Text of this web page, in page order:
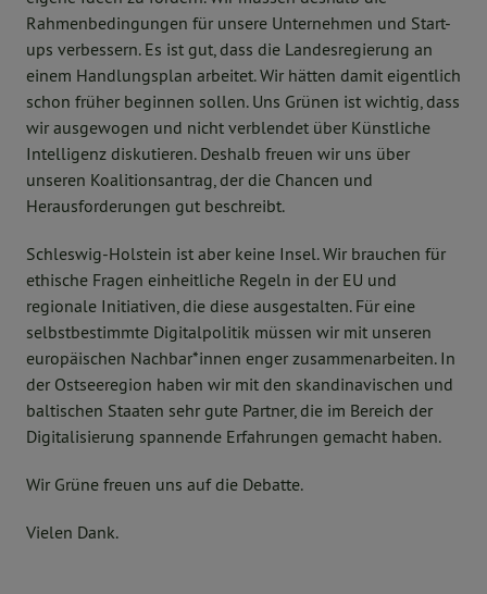
Rahmenbedingungen für unsere Unternehmen und Start-
ups verbessern. Es ist gut, dass die Landesregierung an
einem Handlungsplan arbeitet. Wir hätten damit eigentlich
schon früher beginnen sollen. Uns Grünen ist wichtig, dass
wir ausgewogen und nicht verblendet über Künstliche
Intelligenz diskutieren. Deshalb freuen wir uns über
unseren Koalitionsantrag, der die Chancen und
Herausforderungen gut beschreibt.
Schleswig-Holstein ist aber keine Insel. Wir brauchen für
ethische Fragen einheitliche Regeln in der EU und
regionale Initiativen, die diese ausgestalten. Für eine
selbstbestimmte Digitalpolitik müssen wir mit unseren
europäischen Nachbar*innen enger zusammenarbeiten. In
der Ostseeregion haben wir mit den skandinavischen und
baltischen Staaten sehr gute Partner, die im Bereich der
Digitalisierung spannende Erfahrungen gemacht haben.
Wir Grüne freuen uns auf die Debatte.
Vielen Dank.